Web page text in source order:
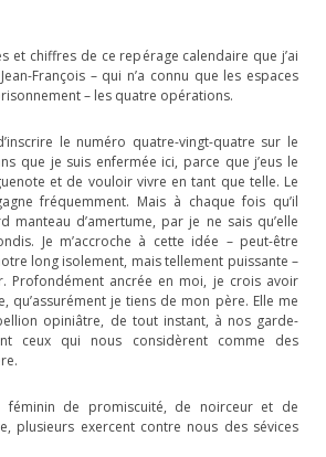
et chiffres de ce repérage calendaire que j’ai
François – qui n’a connu que les espaces
– les quatre opérations.
le numéro quatre-vingt-quatre sur le
que je suis enfermée ici, parce que j’eus le
et de vouloir vivre en tant que telle. Le
fréquemment. Mais à chaque fois qu’il
manteau d’amertume, par je ne sais qu’elle
Je m’accroche à cette idée – peut-être
long isolement, mais tellement puissante –
Profondément ancrée en moi, je crois avoir
qu’assurément je tiens de mon père. Elle me
opiniâtre, de tout instant, à nos garde-
ceux qui nous considèrent comme des
féminin de promiscuité, de noirceur et de
plusieurs exercent contre nous des sévices